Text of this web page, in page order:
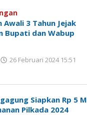
3 Tahun Jejak
Bupati dan Wabup
26 Februari 2024 15:51
Siapkan Rp 5 M
Pilkada 2024